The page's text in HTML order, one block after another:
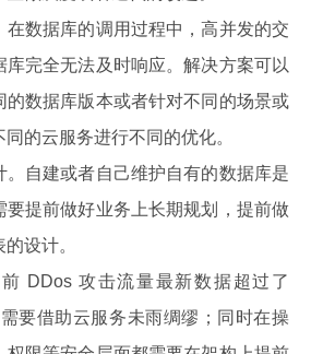
在数据库的调用过程中，高并发的交
库完全无法及时响应。解决方案可以
的数据库版本或者针对不同的场景或
的云服务进行不同的优化。
。自建或者自己维护自有的数据库是
要提前做好业务上长期规划，提前做
设计。
DDos 攻击流量最新数据超过了
要借助云服务未雨绸缪；同时在操